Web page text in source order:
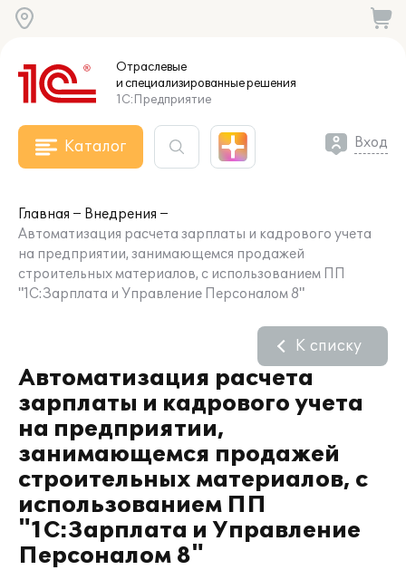
Отраслевые
и специализированныерешения
1С:Предприятие
Каталог Вход
Главная
Внедрения
Автоматизация расчета зарплаты и кадрового учета
на предприятии, занимающемся продажей
строительных материалов, с использованием ПП
"1С:Зарплата и Управление Персоналом 8"
Автоматизация расчета
зарплаты и кадрового учета
на предприятии,
занимающемся продажей
строительных материалов, с
использованием ПП
"1С:Зарплата и Управление
Персоналом 8"
К списку